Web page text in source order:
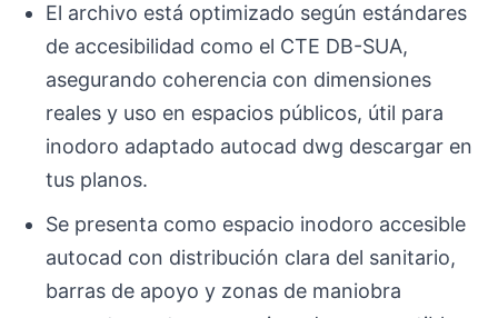
El archivo está optimizado según estándares
de accesibilidad como el CTE DB-SUA,
asegurando coherencia con dimensiones
reales y uso en espacios públicos, útil para
inodoro adaptado autocad dwg descargar en
tus planos.
Se presenta como espacio inodoro accesible
autocad con distribución clara del sanitario,
barras de apoyo y zonas de maniobra